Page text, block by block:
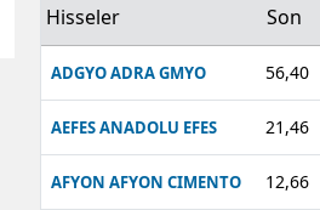
Hisseler Son
ADGYO ADRA GMYO 56,40
AEFES ANADOLU EFES 21,46
AFYON AFYON CIMENTO 12,66